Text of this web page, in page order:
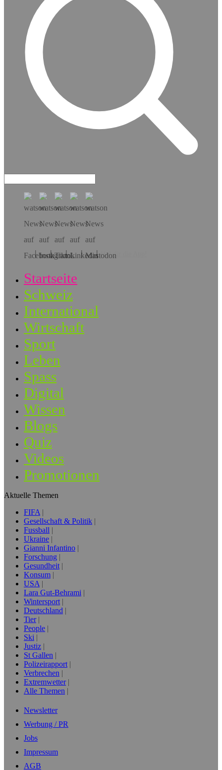
Hol dir die App!
Startseite
Schweiz
International
Wirtschaft
Sport
Leben
Spass
Digital
Wissen
Blogs
Quiz
Videos
Promotionen
Aktuelle Themen
FIFA
Gesellschaft & Politik
Fussball
Ukraine
Gianni Infantino
Forschung
Gesundheit
Konsum
USA
Lara Gut-Behrami
Wintersport
Deutschland
Tier
People
Ski
Justiz
St Gallen
Polizeirapport
Verbrechen
Extremwetter
Alle Themen
Newsletter
Werbung / PR
Jobs
Impressum
AGB